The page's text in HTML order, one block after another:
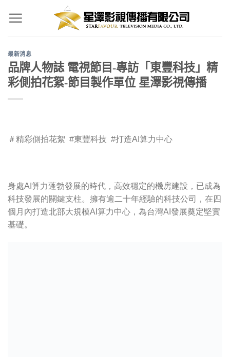
最新消息
品牌人物誌 電視節目-專訪「東豐科技」精
彩側拍花絮-節目製作單位 星澤影視傳播
＃精彩側拍花絮 #東豐科技 #打造AI算力中心
身處AI算力蓬勃發展的時代，高效穩定的機房建設，已成為
科技發展的關鍵支柱。擁有逾二十年經驗的科技公司，在四
個月內打造北部大規模AI算力中心，為台灣AI發展奠定堅實
基礎。